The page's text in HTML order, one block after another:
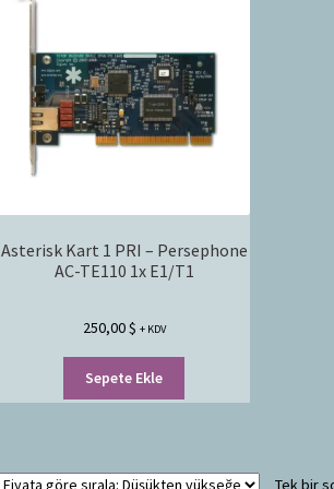
Asterisk Kart 1 PRI – Persephone
AC-TE110 1x E1/T1
250,00$ + KDV
Sepete Ekle
Tek bir